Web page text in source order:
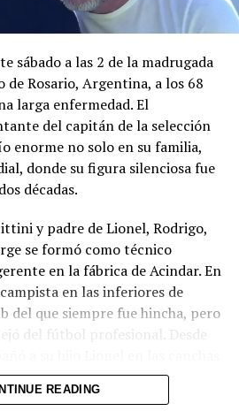
otra baja para el karate
se retiró de la categoría -84
demostró una vez más
sábado a las 2 de la madrugada
de Rosario, Argentina, a los 68
larga enfermedad. El
del capitán de la selección
enorme no solo en su familia,
donde su figura silenciosa fue
décadas.
y padre de Lionel, Rodrigo,
se formó como técnico
en la fábrica de Acindar. En
en las inferiores de
del que siempre fue hincha, pero
del fútbol profesional. Desde
Grandoli, y fue el primero en
READING